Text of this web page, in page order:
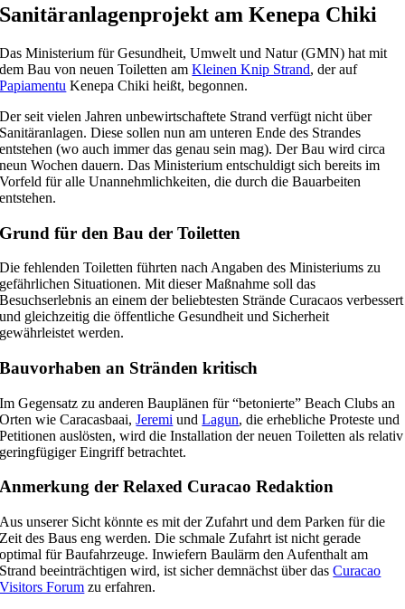
Sanitäranlagenprojekt am Kenepa Chiki
Das Ministerium für Gesundheit, Umwelt und Natur (GMN) hat mit
dem Bau von neuen Toiletten amKleinen Knip Strand, der auf
Papiamentu Kenepa Chiki heißt, begonnen.
Der seit vielen Jahren unbewirtschaftete Strand verfügt nicht über
Sanitäranlagen. Diese sollen nun am unteren Ende des Strandes
entstehen (wo auch immer das genau sein mag). Der Bau wird circa
neun Wochen dauern. Das Ministerium entschuldigt sich bereits im
Vorfeld für alle Unannehmlichkeiten, die durch die Bauarbeiten
entstehen.
Grund für den Bau der Toiletten
Die fehlenden Toiletten führten nach Angaben des Ministeriums zu
gefährlichen Situationen. Mit dieser Maßnahme soll das
Besuchserlebnis an einem der beliebtesten Strände Curacaos verbessert
und gleichzeitig die öffentliche Gesundheit und Sicherheit
gewährleistet werden.
Bauvorhaben an Stränden kritisch
Im Gegensatz zu anderen Bauplänen für “betonierte” Beach Clubs an
Orten wie Caracasbaai,Jeremi undLagun, die erhebliche Proteste und
Petitionen auslösten, wird die Installation der neuen Toiletten als relativ
geringfügiger Eingriff betrachtet.
Anmerkung der Relaxed Curacao Redaktion
Aus unserer Sicht könnte es mit der Zufahrt und dem Parken für die
Zeit des Baus eng werden. Die schmale Zufahrt ist nicht gerade
optimal für Baufahrzeuge. Inwiefern Baulärm den Aufenthalt am
Strand beeinträchtigen wird, ist sicher demnächst über dasCuracao
Visitors Forum zu erfahren.